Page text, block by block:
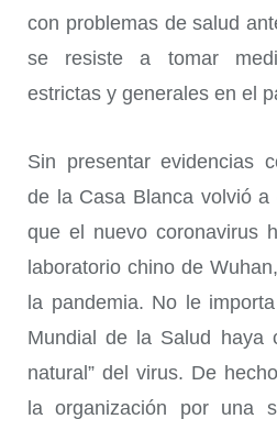
con problemas de salud
se resiste a tomar
estrictas y generales en el
Sin presentar evidencias
de la Casa Blanca volvió
que el nuevo coronavirus
laboratorio chino de
la pandemia. No le
Mundial de la Salud haya
natural” del virus. De
la organización por una